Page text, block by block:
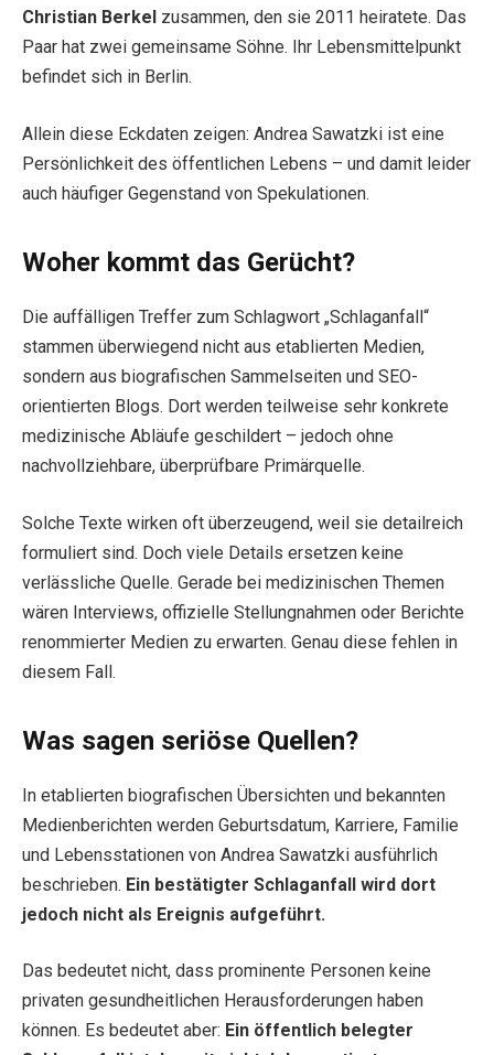
Christian Berkel zusammen, den sie 2011 heiratete. Das
Paar hat zwei gemeinsame Söhne. Ihr Lebensmittelpunkt
befindet sich in Berlin.
Allein diese Eckdaten zeigen: Andrea Sawatzki ist eine
Persönlichkeit des öffentlichen Lebens – und damit leider
auch häufiger Gegenstand von Spekulationen.
Woher kommt das Gerücht?
Die auffälligen Treffer zum Schlagwort „Schlaganfall“
stammen überwiegend nicht aus etablierten Medien,
sondern aus biografischen Sammelseiten und SEO-
orientierten Blogs. Dort werden teilweise sehr konkrete
medizinische Abläufe geschildert – jedoch ohne
nachvollziehbare, überprüfbare Primärquelle.
Solche Texte wirken oft überzeugend, weil sie detailreich
formuliert sind. Doch viele Details ersetzen keine
verlässliche Quelle. Gerade bei medizinischen Themen
wären Interviews, offizielle Stellungnahmen oder Berichte
renommierter Medien zu erwarten. Genau diese fehlen in
diesem Fall.
Was sagen seriöse Quellen?
In etablierten biografischen Übersichten und bekannten
Medienberichten werden Geburtsdatum, Karriere, Familie
und Lebensstationen von Andrea Sawatzki ausführlich
beschrieben. Ein bestätigter Schlaganfall wird dort
jedoch nicht als Ereignis aufgeführt.
Das bedeutet nicht, dass prominente Personen keine
privaten gesundheitlichen Herausforderungen haben
können. Es bedeutet aber: Ein öffentlich belegter